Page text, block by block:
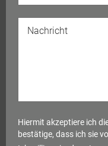
Hiermit akzeptiere ich
bestätige, dass ich sie